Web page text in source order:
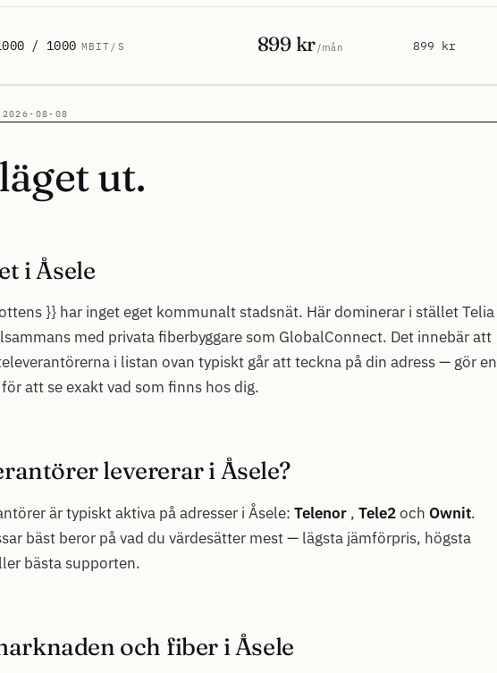
/ 1000 MBIT/S 899 kr/mån 899 kr
2026-08-08
ut.
i Åsele
}} har inget eget kommunalt stadsnät. Här dominerar i stället Telia
med privata fiberbyggare som GlobalConnect. Det innebär att
i listan ovan typiskt går att teckna på din adress — gör en
att se exakt vad som finns hos dig.
levererar i Åsele?
är typiskt aktiva på adresser i Åsele: Telenor , Tele2och Ownit.
bäst beror på vad du värdesätter mest — lägsta jämförpris, högsta
bästa supporten.
och fiber i Åsele